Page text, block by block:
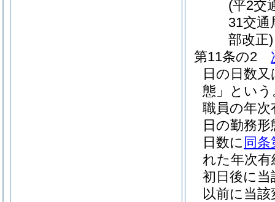
(平2交
31交通
部改正)
第11条の2
日の日数
態」という
職員の年次
日の勤務
日数に 同条
れた年次
初日後に
以前に当